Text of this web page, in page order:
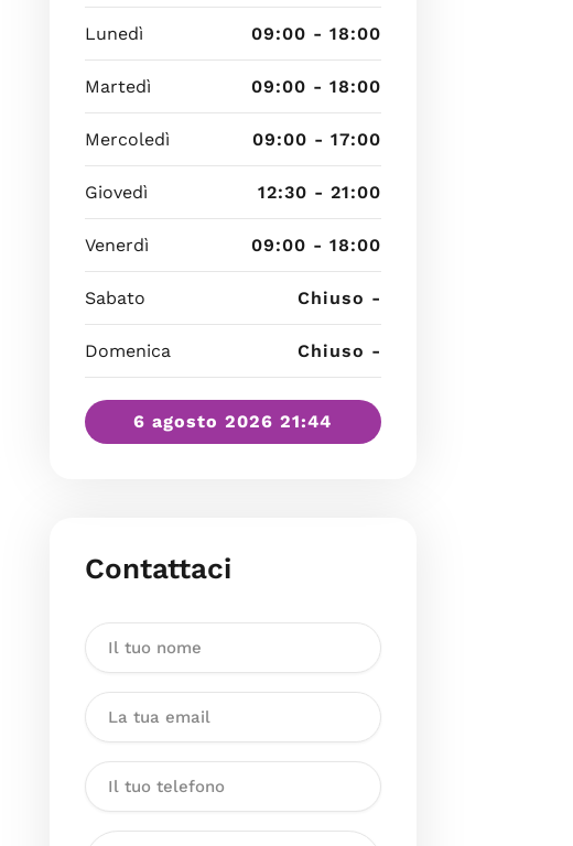
Lunedì 09:00 - 18:00
Martedì 09:00 - 18:00
Mercoledì 09:00 - 17:00
Giovedì 12:30 - 21:00
Venerdì 09:00 - 18:00
Sabato Chiuso -
Domenica Chiuso -
6 agosto 2026 21:44
Contattaci